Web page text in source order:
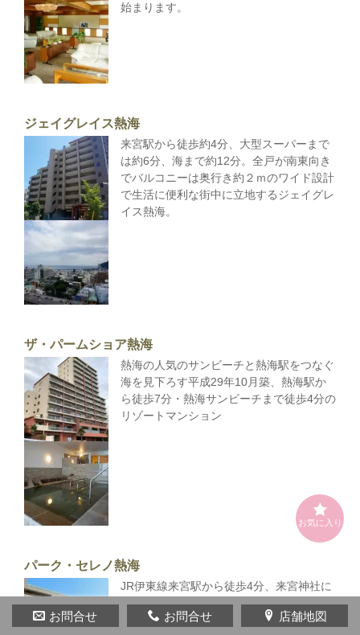
始まります。
ジェイグレイス熱海
来宮駅から徒歩約4分、大型スーパーまで
は約6分、海まで約12分。全戸が南東向き
でバルコニーは奥行き約２ｍのワイド設計
で生活に便利な街中に立地するジェイグレ
イス熱海。
ザ・パームショア熱海
熱海の人気のサンビーチと熱海駅をつなぐ
海を見下ろす平成29年10月築、熱海駅か
ら徒歩7分・熱海サンビーチまで徒歩4分の
リゾートマンション
パーク・セレノ熱海
JR伊東線来宮駅から徒歩4分、来宮神社に
近い南傾斜の丘の上に建てられた相模湾を
見渡すリゾートマンション
お気に入り
お問合せ お問合せ 店舗地図